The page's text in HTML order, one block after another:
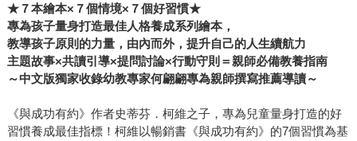
★７本繪本×７個情境×７個好習慣★
專為孩子量身打造最佳人格養成系列繪本，
教導孩子原則的力量，由內而外，提升自己的人生續航力
主題故事×共讀引導×提問討論×行動守則＝親師必備教養指南
～中文版獨家收錄幼教專家何翩翩專為親師撰寫推薦導讀～
《與成功有約》作者史蒂芬．柯維之子，專為兒童量身打造的好
習慣養成最佳指標！柯維以暢銷書《與成功有約》的7個習慣為基